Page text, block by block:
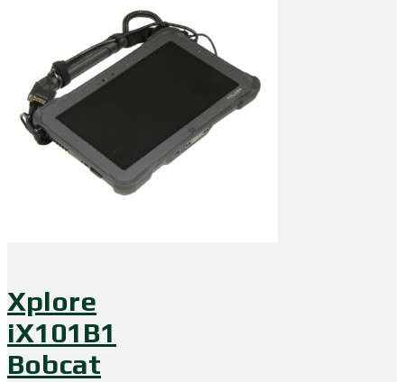
Xplore
iX101B1
Bobcat